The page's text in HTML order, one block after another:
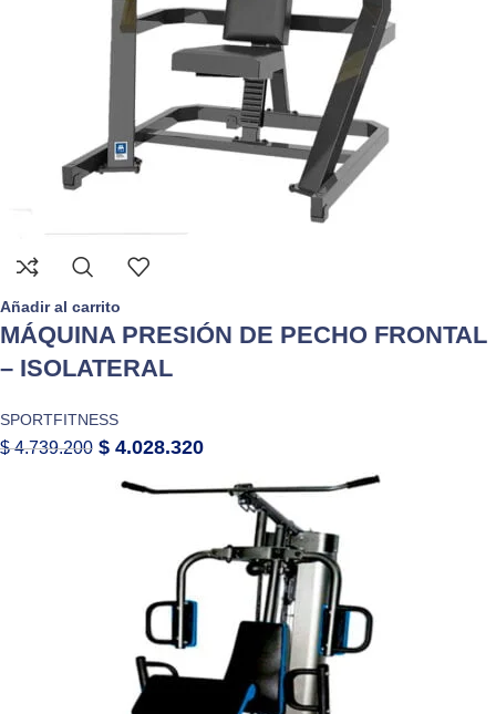
Añadir al carrito
MÁQUINA PRESIÓN DE PECHO FRONTAL
– ISOLATERAL
SPORTFITNESS
$4.739.200 $ 4.028.320